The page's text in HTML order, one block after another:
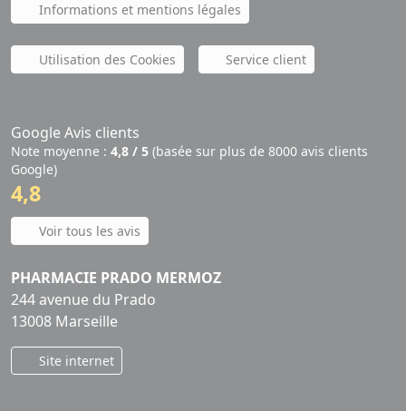
Informations et mentions légales
Utilisation des Cookies Service client
Google Avis clients
Note moyenne : 4,8 / 5 (basée sur plus de 8000 avis clients
Google)
4,8
Voir tous les avis
PHARMACIE PRADO MERMOZ
244 avenue du Prado
13008 Marseille
Site internet